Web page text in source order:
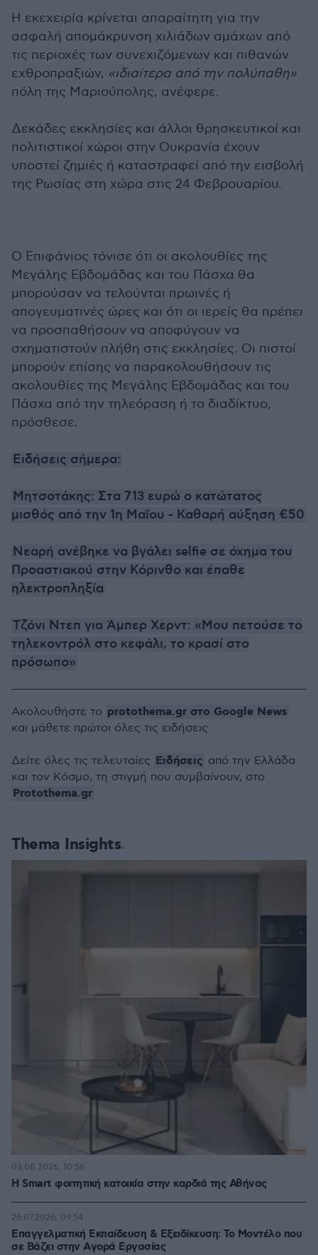
Η εκεχειρία κρίνεται απαραίτητη για την
ασφαλή απομάκρυνση χιλιάδων αμάχων από
τις περιοχές των συνεχιζόμενων και πιθανών
εχθροπραξιών, «ιδιαίτερα από την πολύπαθη»
πόλη της Μαριούπολης, ανέφερε.
Δεκάδες εκκλησίες και άλλοι θρησκευτικοί και
πολιτιστικοί χώροι στην Ουκρανία έχουν
υποστεί ζημιές ή καταστραφεί από την εισβολή
της Ρωσίας στη χώρα στις 24 Φεβρουαρίου.
Ο Επιφάνιος τόνισε ότι οι ακολουθίες της
Μεγάλης Εβδομάδας και του Πάσχα θα
μπορούσαν να τελούνται πρωινές ή
απογευματινές ώρες και ότι οι ιερείς θα πρέπει
να προσπαθήσουν να αποφύγουν να
σχηματιστούν πλήθη στις εκκλησίες. Οι πιστοί
μπορούν επίσης να παρακολουθήσουν τις
ακολουθίες της Μεγάλης Εβδομάδας και του
Πάσχα από την τηλεόραση ή το διαδίκτυο,
πρόσθεσε.
Ειδήσεις σήμερα:
Μητσοτάκης: Στα 713 ευρώ ο κατώτατος
μισθός από την 1η Μαΐου - Καθαρή αύξηση €50
Νεαρή ανέβηκε να βγάλει selfie σε όχημα του
Προαστιακού στην Κόρινθο και έπαθε
ηλεκτροπληξία
Τζόνι Ντεπ για Άμπερ Χερντ: «Μου πετούσε το
τηλεκοντρόλ στο κεφάλι, το κρασί στο
πρόσωπο»
Thema Insights
Η Smart φοιτητική κατοικία στην καρδιά της Αθήνας
03.08.2026, 10:56
Επαγγελματική Εκπαίδευση & Εξειδίκευση: Το Mοντέλο που
σε Bάζει στην Aγορά Eργασίας
26.07.2026, 09:54
Ακολουθήστε το protothema.gr στο Google News
και μάθετε πρώτοι όλες τις ειδήσεις
Δείτε όλες τις τελευταίες Ειδήσεις από την Ελλάδα
και τον Κόσμο, τη στιγμή που συμβαίνουν, στο
Protothema.gr